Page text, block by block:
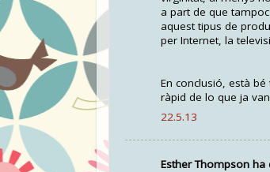
a part de que
aquest tipus de
per Internet, la
En conclusió, està
ràpid de lo que ja
22.5.13
Esther Thompson ha